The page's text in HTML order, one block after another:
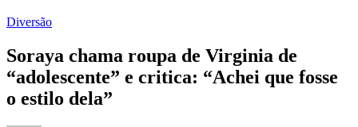
Diversão
Soraya chama roupa de Virginia de
“adolescente” e critica: “Achei que fosse
o estilo dela”